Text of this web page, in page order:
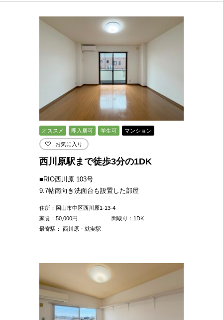
オススメ 即入居可 学生可 マンション
お気に入り
西川原駅まで徒歩3分の1DK
■RIO西川原 103号
9.7帖南向き洗面台も設置した部屋
住所：岡山市中区西川原1-13-4
家賃： 50,000円
間取り：1DK
最寄駅： 西川原・就実駅